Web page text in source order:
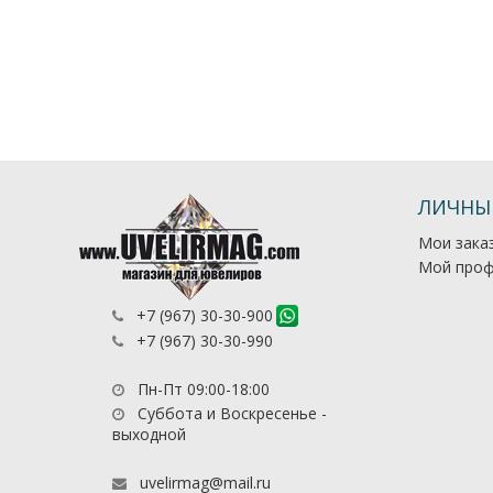
+7 (967) 30-30-900
+7 (967) 30-30-990
Пн-Пт 09:00-18:00
Суббота и Воскресенье -
выходной
uvelirmag@mail.ru
Мои
Мой